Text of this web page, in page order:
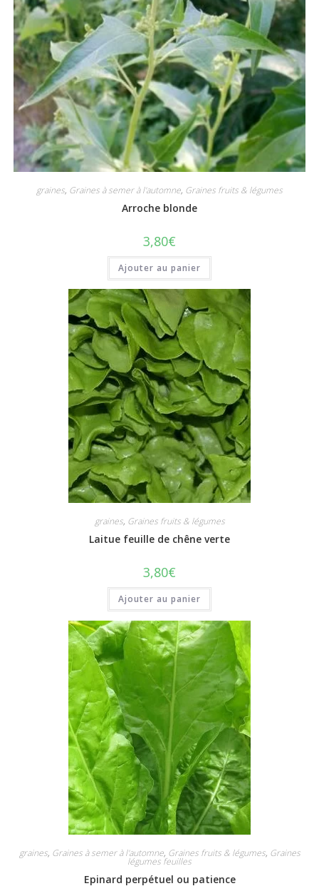
graines, Graines à semer à l'automne, Graines fruits & légumes
Arroche blonde
3,80€
Ajouter au panier
graines, Graines fruits & légumes
Laitue feuille de chêne verte
3,80€
Ajouter au panier
graines, Graines à semer à l'automne, Graines fruits & légumes, Graines
légumes feuilles
Epinard perpétuel ou patience